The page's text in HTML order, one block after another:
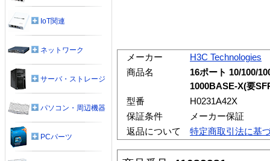
メーカー
H3C Technologies
商品名
16ポート 10/100/
1000BASE-X(要
型番
H0231A42X
保証条件
メーカー保証
返品について
特定商取引法に基
IoT関連
ネットワーク
サーバ・ストレージ
パソコン・周辺機器
PCパーツ